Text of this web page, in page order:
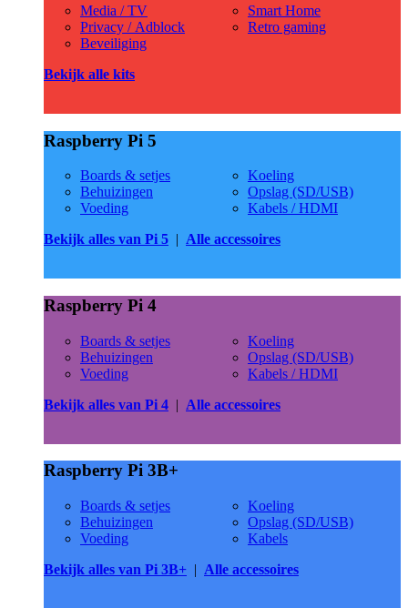
Media / TV
Privacy / Adblock
Beveiliging
Smart Home
Retro gaming
Bekijk alle kits
Raspberry Pi 5
Boards & setjes
Behuizingen
Voeding
Koeling
Opslag (SD/USB)
Kabels / HDMI
Bekijk alles van Pi 5 | Alle accessoires
Raspberry Pi 4
Boards & setjes
Behuizingen
Voeding
Koeling
Opslag (SD/USB)
Kabels / HDMI
Bekijk alles van Pi 4 | Alle accessoires
Raspberry Pi 3B+
Boards & setjes
Behuizingen
Voeding
Koeling
Opslag (SD/USB)
Kabels
Bekijk alles van Pi 3B+ | Alle accessoires